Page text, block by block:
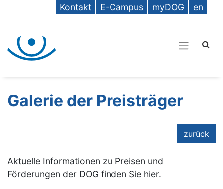
Kontakt E-Campus myDOG en
Galerie der Preisträger
zurück
Aktuelle Informationen zu Preisen und
Förderungen der DOG finden Sie hier.